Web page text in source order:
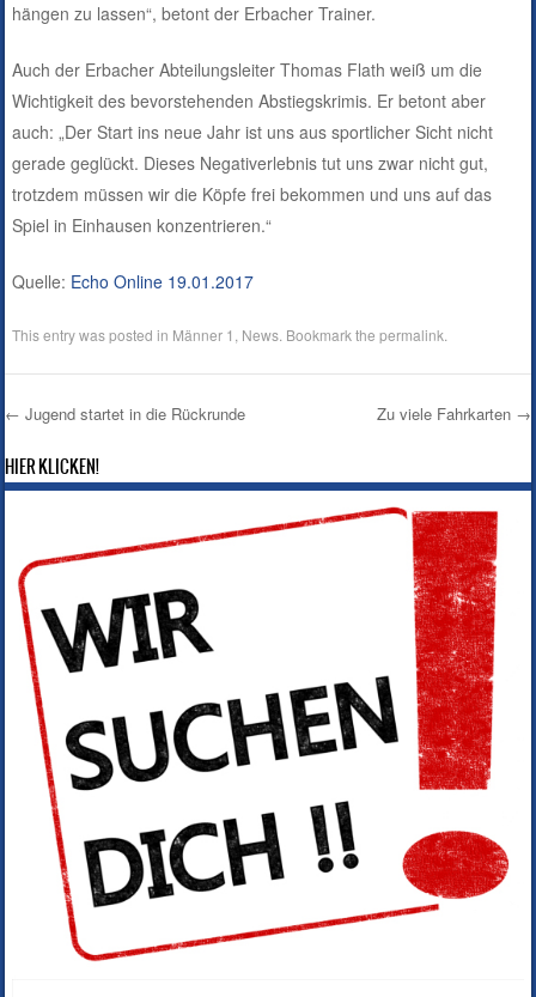
hängen zu lassen“, betont der Erbacher Trainer.
Auch der Erbacher Abteilungsleiter Thomas Flath weiß um die
Wichtigkeit des bevorstehenden Abstiegskrimis. Er betont aber
auch: „Der Start ins neue Jahr ist uns aus sportlicher Sicht nicht
gerade geglückt. Dieses Negativerlebnis tut uns zwar nicht gut,
trotzdem müssen wir die Köpfe frei bekommen und uns auf das
Spiel in Einhausen konzentrieren.“
Quelle: Echo Online 19.01.2017
This entry was posted in Männer 1 News . Bookmark thepermalink
Post navigation
← Jugend startet in die Rückrunde Zu viele Fahrkarten →
HIER KLICKEN!